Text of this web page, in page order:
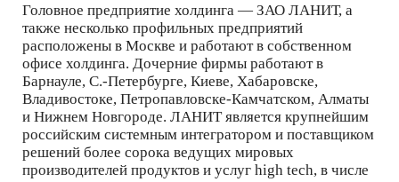
Головное предприятие холдинга — ЗАО ЛАНИТ, а
также несколько профильных предприятий
расположены в Москве и работают в собственном
офисе холдинга. Дочерние фирмы работают в
Барнауле, С.-Петербурге, Киеве, Хабаровске,
Владивостоке, Петропавловске-Камчатском, Алматы
и Нижнем Новгороде. ЛАНИТ является крупнейшим
российским системным интегратором и поставщиком
решений более сорока ведущих мировых
производителей продуктов и услуг high tech, в числе